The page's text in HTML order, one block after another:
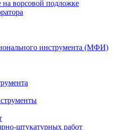
на ворсовой подложке
инструмента (МФИ)
штукатурных работ